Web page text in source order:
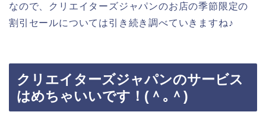
なので、クリエイターズジャパンのお店の季節限定の
割引セールについては引き続き調べていきますね♪
クリエイターズジャパンのサービス
はめちゃいいです！(＾｡＾)